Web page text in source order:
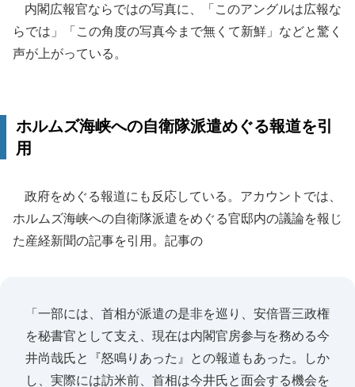
内閣広報官ならではの写真に、「このアングルは広報な
らでは」「この角度の写真今まで無くて新鮮」などと驚く
声が上がっている。
ホルムズ海峡への自衛隊派遣めぐる報道を引
用
政府をめぐる報道にも反応している。アカウントでは、
ホルムズ海峡への自衛隊派遣をめぐる官邸内の議論を報じ
た産経新聞の記事を引用。記事の
「一部には、首相が派遣の是非を巡り、安倍晋三政権
を秘書官として支え、現在は内閣官房参与を務める今
井尚哉氏と『怒鳴りあった』との報道もあった。しか
し、実際には訪米前、首相は今井氏と面会する機会を